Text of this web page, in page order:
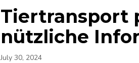
Tiertransport
nützliche
July 30, 2024